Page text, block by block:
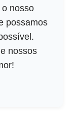
nosso
possamos
nossos